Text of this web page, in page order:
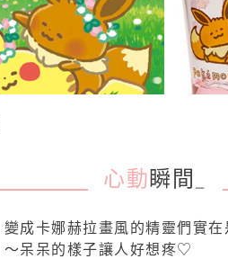
心動 瞬間
變成卡娜赫拉畫風的精靈們實在
～呆呆的樣子讓人好想疼♡